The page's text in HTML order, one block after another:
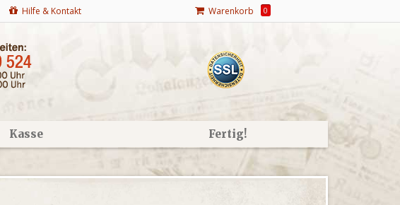
Hilfe & Kontakt Warenkorb 0
Kasse Fertig!